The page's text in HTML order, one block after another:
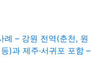
례 – 강원 전역(춘천, 원
)과 제주·서귀포 포함 –